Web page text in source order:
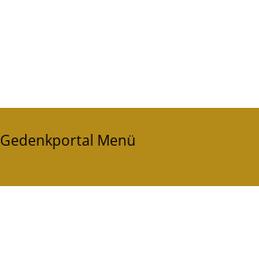
Gedenkportal Menü